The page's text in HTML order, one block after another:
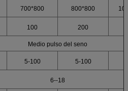
700*800 800*800
100 200
Medio pulso del seno
5-100 5-100
6--18